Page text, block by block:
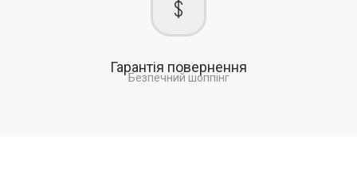
Гарантія повернення
Безпечний шоппінг